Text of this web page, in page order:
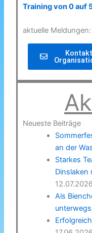
Training von 0 auf
aktuelle
Neueste Beiträge
an der
Starkes
Dinslaken
12.07.2026
Als
unterwegs